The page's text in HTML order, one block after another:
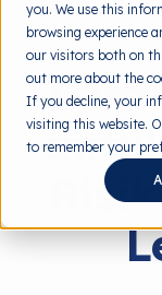
you. We use this
browsing experience
our visitors both on
out more about the
If you decline, your
visiting this website.
to remember your
Resources
for
Tools Gratis
Tentang
Coba